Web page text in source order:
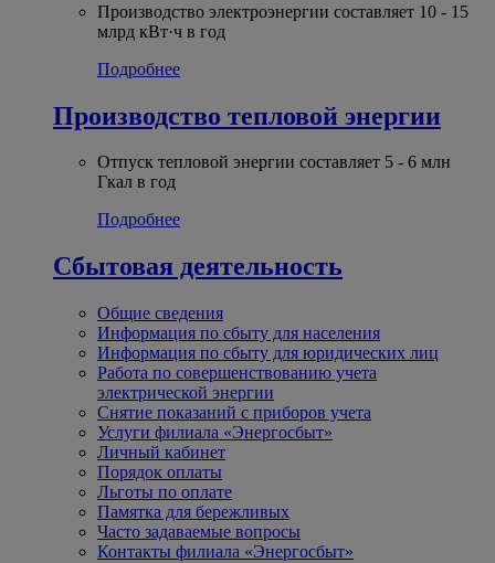
Производство электроэнергии составляет 10 - 15
млрд кВт·ч в год
Подробнее
Производство тепловой энергии
Отпуск тепловой энергии составляет 5 - 6 млн
Гкал в год
Подробнее
Сбытовая деятельность
Общие сведения
Информация по сбыту для населения
Информация по сбыту для юридических лиц
Работа по совершенствованию учета
электрической энергии
Снятие показаний с приборов учета
Услуги филиала «Энергосбыт»
Личный кабинет
Порядок оплаты
Льготы по оплате
Памятка для бережливых
Часто задаваемые вопросы
Контакты филиала «Энергосбыт»